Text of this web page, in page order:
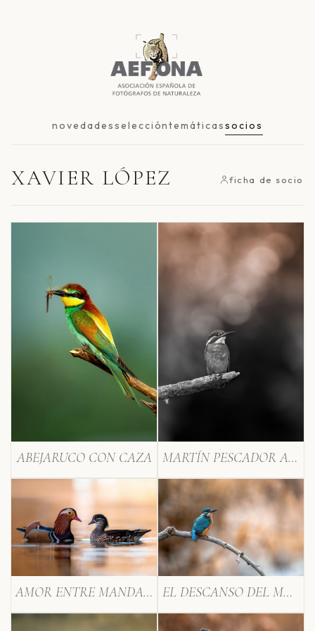
novedadesseleccióntemáticassocios
XAVIER LÓPEZ ficha de socio
ABEJARUCO CON CAZA MARTÍN PESCADOR AL ACECHO
AMOR ENTRE MANDARINES EL DESCANSO DEL MARTÍN PESCADOR